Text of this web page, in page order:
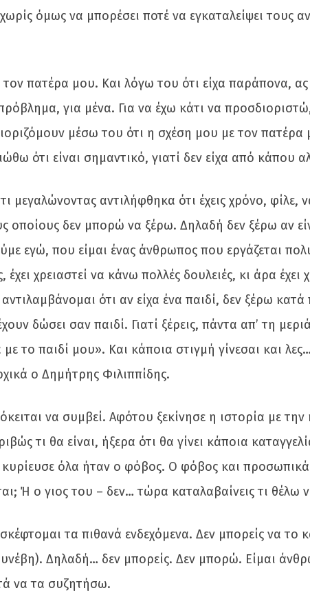
όμως να μπορέσει ποτέ να εγκαταλείψει τους
πατέρα μου. Και λόγω του ότι είχα παράπονα, ας
για μένα. Για να έχω κάτι να
μέσω του ότι η σχέση μου με τον πατέρα
ότι είναι σημαντικό, γιατί δεν είχα από κάπου
αντιλήφθηκα ότι έχεις χρόνο, φίλε,
οποίους δεν μπορώ να ξέρω. Δηλαδή δεν ξέρω αν
εγώ, που είμαι ένας άνθρωπος που εργάζεται
χρειαστεί να κάνω πολλές δουλειές, κι άρα έχει
ότι αν είχα ένα παιδί, δεν ξέρω
δώσει σαν παιδί. Γιατί ξέρεις, πάντα απ’ τη
το παιδί μου». Και κάποια στιγμή γίνεσαι και
ο Δημήτρης Φιλιππίδης.
να συμβεί. Αφότου ξεκίνησε η ιστορία με
τι θα είναι, ήξερα ότι θα γίνει κάποια
όλα ήταν ο φόβος. Ο φόβος και προσωπικά
Ή ο γιος του – δεν… τώρα καταλαβαίνεις τι θέλω
τα πιθανά ενδεχόμενα. Δεν μπορείς να το
Δηλαδή… δεν μπορείς. Δεν μπορώ. Είμαι
να τα συζητήσω.